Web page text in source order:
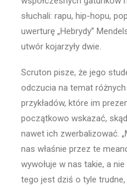
słuchali: rapu, hip-hopu,
uwerturę „Hebrydy”
utwór kojarzyły dwie.
Scruton pisze, że jego
odczucia na temat
przykładów, które im
początkowo wskazać,
nawet ich zwerbalizować.
nas właśnie przez te
wywołuje w nas takie, a
tego jest dziś o tyle trudne,